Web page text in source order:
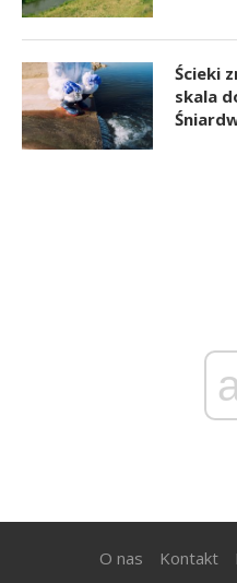
Ścieki
skala
O nas Kontakt